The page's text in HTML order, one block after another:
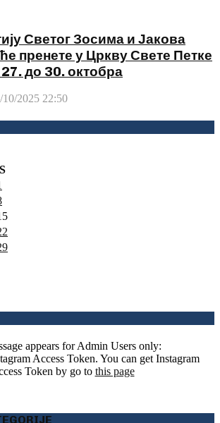
Светог Зосима и Јакова
пренете у Цркву Свете Петке
до 30. октобра
10/2025 22:50
S
appears for Admin Users only:
Access Token. You can get Instagram
Token by go to this page